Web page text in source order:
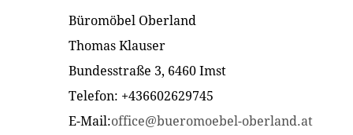
Büromöbel Oberland
Thomas Klauser
Bundesstraße 3, 6460 Imst
Telefon: +436602629745
E-Mail:office@bueromoebel-oberland.at